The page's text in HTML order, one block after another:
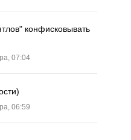
конфисковывать
07:04
06:59